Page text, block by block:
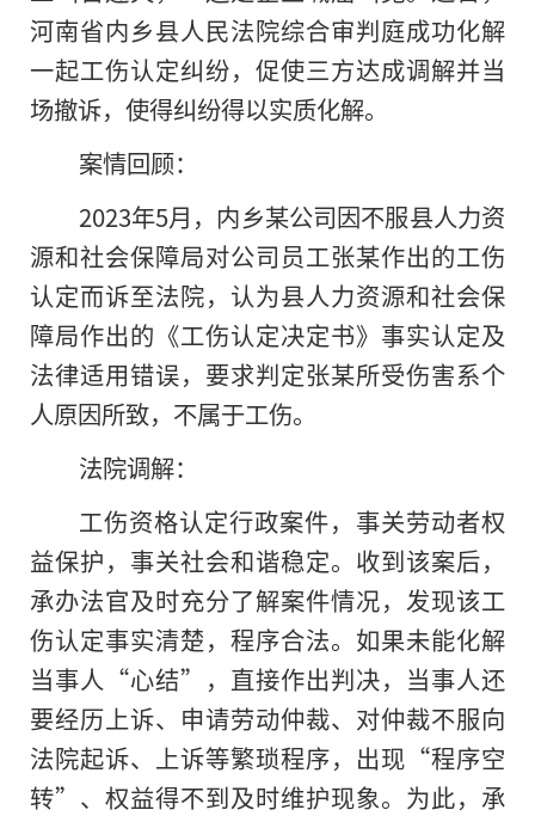
河南省内乡县人民法院综合审判庭成功化解
一起工伤认定纠纷，促使三方达成调解并当
场撤诉，使得纠纷得以实质化解。
案情回顾：
2023年5月，内乡某公司因不服县人力资
源和社会保障局对公司员工张某作出的工伤
认定而诉至法院，认为县人力资源和社会保
障局作出的《工伤认定决定书》事实认定及
法律适用错误，要求判定张某所受伤害系个
人原因所致，不属于工伤。
法院调解：
工伤资格认定行政案件，事关劳动者权
益保护，事关社会和谐稳定。收到该案后，
承办法官及时充分了解案件情况，发现该工
伤认定事实清楚，程序合法。如果未能化解
当事人“心结”，直接作出判决，当事人还
要经历上诉、申请劳动仲裁、对仲裁不服向
法院起诉、上诉等繁琐程序，出现“程序空
转”、权益得不到及时维护现象。为此，承